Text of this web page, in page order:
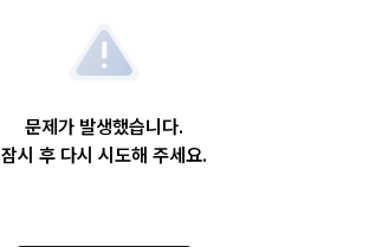
문제가 발생했습니다.
잠시 후 다시 시도해 주세요.